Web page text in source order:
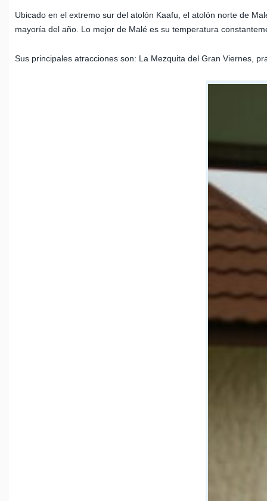
Ubicado en el extremo sur del atolón Kaafu, el atolón norte de
mayoría del año. Lo mejor de Malé es su temperatura
Sus principales atracciones son: La Mezquita del Gran Viernes,